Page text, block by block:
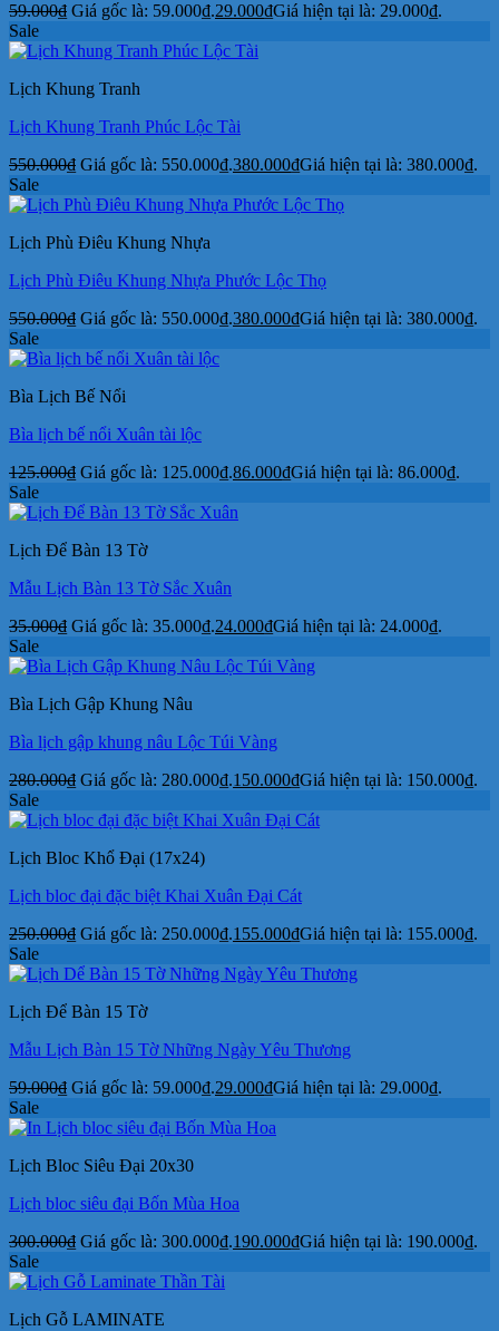
59.000₫ Giá gốc là: 59.000₫.29.000₫Giá hiện tại là: 29.000₫.
Sale
Lịch Khung Tranh
Lịch Khung Tranh Phúc Lộc Tài
550.000₫ Giá gốc là: 550.000₫.380.000₫Giá hiện tại là: 380.000₫.
Sale
Lịch Phù Điêu Khung Nhựa
Lịch Phù Điêu Khung Nhựa Phước Lộc Thọ
550.000₫ Giá gốc là: 550.000₫.380.000₫Giá hiện tại là: 380.000₫.
Sale
Bìa Lịch Bế Nổi
Bìa lịch bế nổi Xuân tài lộc
125.000₫ Giá gốc là: 125.000₫.86.000₫Giá hiện tại là: 86.000₫.
Sale
Lịch Để Bàn 13 Tờ
Mẫu Lịch Bàn 13 Tờ Sắc Xuân
35.000₫ Giá gốc là: 35.000₫.24.000₫Giá hiện tại là: 24.000₫.
Sale
Bìa Lịch Gập Khung Nâu
Bìa lịch gập khung nâu Lộc Túi Vàng
280.000₫ Giá gốc là: 280.000₫.150.000₫Giá hiện tại là: 150.000₫.
Sale
Lịch Bloc Khổ Đại (17x24)
Lịch bloc đại đặc biệt Khai Xuân Đại Cát
250.000₫ Giá gốc là: 250.000₫.155.000₫Giá hiện tại là: 155.000₫.
Sale
Lịch Để Bàn 15 Tờ
Mẫu Lịch Bàn 15 Tờ Những Ngày Yêu Thương
59.000₫ Giá gốc là: 59.000₫.29.000₫Giá hiện tại là: 29.000₫.
Sale
Lịch Bloc Siêu Đại 20x30
Lịch bloc siêu đại Bốn Mùa Hoa
300.000₫ Giá gốc là: 300.000₫.190.000₫Giá hiện tại là: 190.000₫.
Sale
Lịch Gỗ LAMINATE